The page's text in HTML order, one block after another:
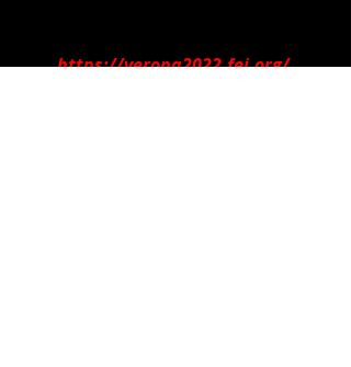
https://verona2022.fei.org/